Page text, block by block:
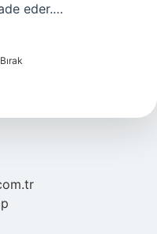
eder.…